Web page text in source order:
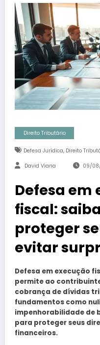
Direito Tributário
Defesa Jurídica, Direito
David Viana 09/
Defesa em
fiscal:
proteger
evitar
Defesa em execução
permite ao
cobrança de dívidas
fundamentos como
impenhorabilidade de
para proteger seus
financeiros.